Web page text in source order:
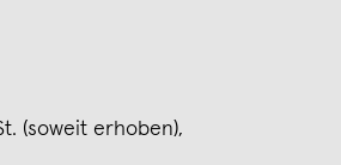
(soweit erhoben),